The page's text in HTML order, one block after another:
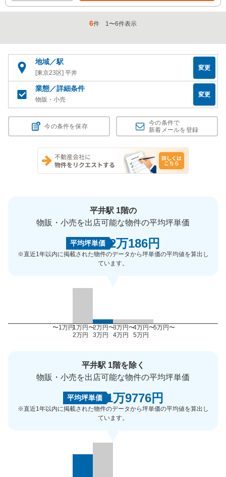
6件 1〜6件表示
地域／駅
[東京23区] 平井
変更
業態／詳細条件
物販・小売
変更
今の条件を保存
今の条件で
新着メールを登録
平井駅 1階の
物販・小売を出店可能な物件の平均坪単価
平均坪単価 2万186円
※直近1年以内に掲載された物件のデータから坪単価の平均値を算出し
ています。
〜1万円1万円〜
2万円
2万円〜
3万円
3万円〜
4万円
4万円〜
5万円
5万円〜
平井駅 1階を除く
物販・小売を出店可能な物件の平均坪単価
平均坪単価 1万9776円
※直近1年以内に掲載された物件のデータから坪単価の平均値を算出し
ています。